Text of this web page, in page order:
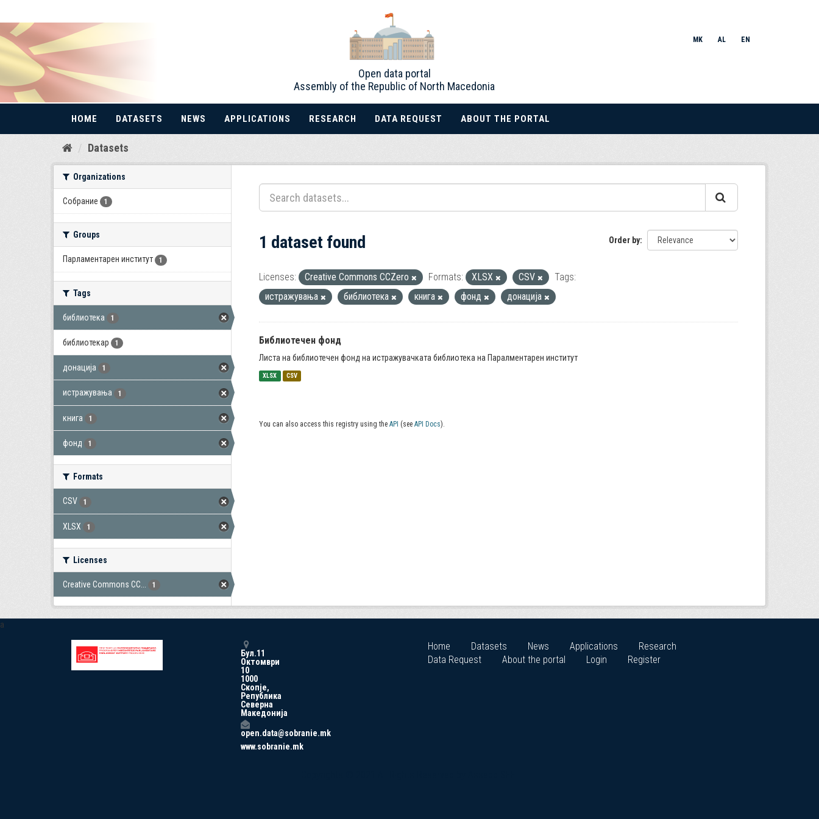
Skip
Open data portal
Assembly of the Republic of North Macedonia
MK AL EN
HOME DATASETS NEWS APPLICATIONS RESEARCH DATA REQUEST ABOUT THE PORTAL
Datasets
Organizations
Собрание 1
Groups
Парламентарен институт 1
Tags
библиотека 1
библиотекар 1
донација 1
истражувања 1
книга 1
фонд 1
Formats
CSV 1
XLSX 1
Licenses
Creative Commons CC... 1
Order by
1 dataset found
Licenses: Creative Commons CCZero Formats: XLSX CSV
Tags:
истражувања
библиотека книга фонд донација
Библиотечен фонд
Листа на библиотечен фонд на истражувачката библиотека на Паралментарен институт
XLSX CSV
You can also access this registry using the API (see API Docs).
a
Бул.11
Октомври
10
1000
Скопје,
Република
Северна
Македонија
open.data@sobranie.mk
www.sobranie.mk
Home Datasets News Applications
Research
Data Request
About the portal Login Register